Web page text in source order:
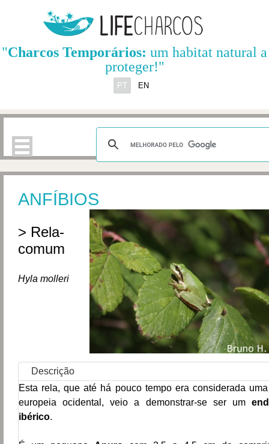
PT EN
"Charcos Temporários: um habitat natural a
proteger!"
ANFÍBIOS
> Rela-
comum
Hyla molleri
Descrição
Esta rela, que até há pouco tempo era considerada
europeia ocidental, veio a demonstrar-se ser um
ibérico.